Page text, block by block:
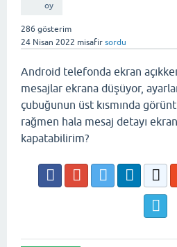
oy
286 gösterim
24 Nisan 2022 misafir sordu
Android telefonda ekran
mesajlar ekrana düşüyor,
çubuğunun üst kısmında
rağmen hala mesaj detayı
kapatabilirim?